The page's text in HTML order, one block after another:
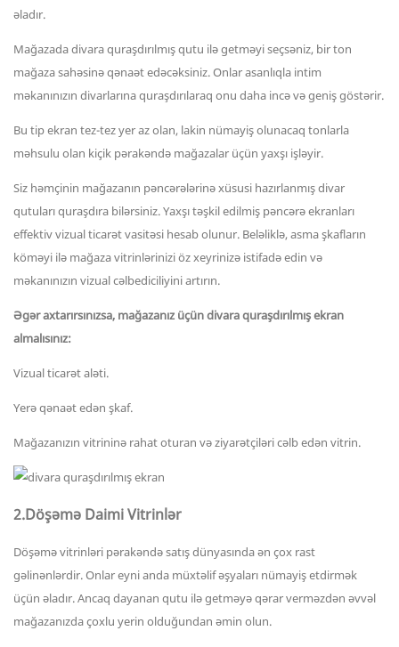
əladır.
Mağazada divara quraşdırılmış qutu ilə getməyi seçsəniz, bir ton
mağaza sahəsinə qənaət edəcəksiniz. Onlar asanlıqla intim
məkanınızın divarlarına quraşdırılaraq onu daha incə və geniş göstərir.
Bu tip ekran tez-tez yer az olan, lakin nümayiş olunacaq tonlarla
məhsulu olan kiçik pərakəndə mağazalar üçün yaxşı işləyir.
Siz həmçinin mağazanın pəncərələrinə xüsusi hazırlanmış divar
qutuları quraşdıra bilərsiniz. Yaxşı təşkil edilmiş pəncərə ekranları
effektiv vizual ticarət vasitəsi hesab olunur. Beləliklə, asma şkafların
köməyi ilə mağaza vitrinlərinizi öz xeyrinizə istifadə edin və
məkanınızın vizual cəlbediciliyini artırın.
Əgər axtarırsınızsa, mağazanız üçün divara quraşdırılmış ekran
almalısınız:
Vizual ticarət aləti.
Yerə qənaət edən şkaf.
Mağazanızın vitrininə rahat oturan və ziyarətçiləri cəlb edən vitrin.
2.Döşəmə Daimi Vitrinlər
Döşəmə vitrinləri pərakəndə satış dünyasında ən çox rast
gəlinənlərdir. Onlar eyni anda müxtəlif əşyaları nümayiş etdirmək
üçün əladır. Ancaq dayanan qutu ilə getməyə qərar verməzdən əvvəl
mağazanızda çoxlu yerin olduğundan əmin olun.